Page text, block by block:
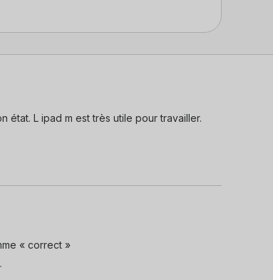
état. L ipad m est très utile pour travailler.
« correct »